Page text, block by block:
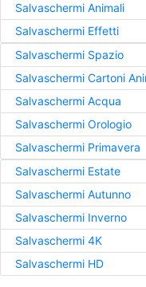
Salvaschermi Animali
Salvaschermi Effetti
Salvaschermi Spazio
Salvaschermi Cartoni
Salvaschermi Acqua
Salvaschermi Orologio
Salvaschermi Primavera
Salvaschermi Estate
Salvaschermi Autunno
Salvaschermi Inverno
Salvaschermi 4K
Salvaschermi HD